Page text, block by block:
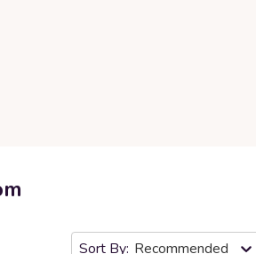
Recommended